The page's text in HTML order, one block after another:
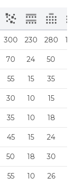
300 230 280
70 24 50
55 15 35
30 10 15
35 10 18
45 15 24
50 18 30
55 10 26